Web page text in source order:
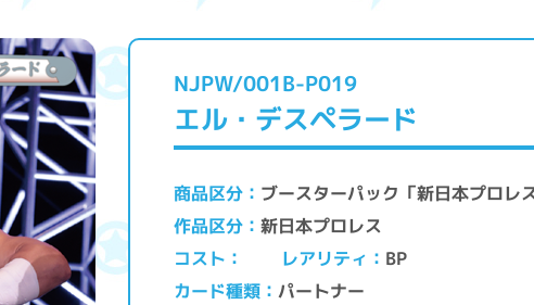
NJPW/001B-P019
エル・デスペラード
商品区分 ブースターパック「新日本プロレ
作品区分 新日本プロレス
コスト レアリティ BP
カード種類 パートナー